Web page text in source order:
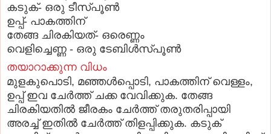
കടുക്‌- ഒരു ടീസ്‌പൂണ്‍
ഉപ്പ്‌- പാകത്തിന്‌
തേങ്ങ ചിരകിയത്‌- ഒരെണ്ണം
വെളിച്ചെണ്ണ - ഒരു ടേബിള്‍സ്‌പൂണ്‍
തയാറാക്കുന്ന വിധം
മുളകുപൊടി, മഞ്ഞള്‍പ്പൊടി, പാകത്തിന്‌ വെള്ളം,
ഉപ്പ്‌ ഇവ ചേര്‍ത്ത്‌ ചക്ക വേവിക്കുക. തേങ്ങ
ചിരകിയതില്‍ ജീരകം ചേര്‍ത്ത്‌ തരുതരിപ്പായി
അരച്ച്‌ ഇതില്‍ ചേര്‍ത്ത്‌ തിളപ്പിക്കുക. കടുക്‌